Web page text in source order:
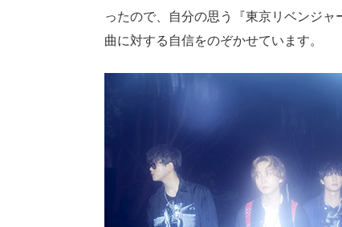
ったので、自分の思う『東京リベンジ
曲に対する自信をのぞかせています。